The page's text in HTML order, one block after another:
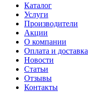
Каталог
Услуги
Производители
Акции
О компании
Оплата и доставка
Новости
Статьи
Отзывы
Контакты